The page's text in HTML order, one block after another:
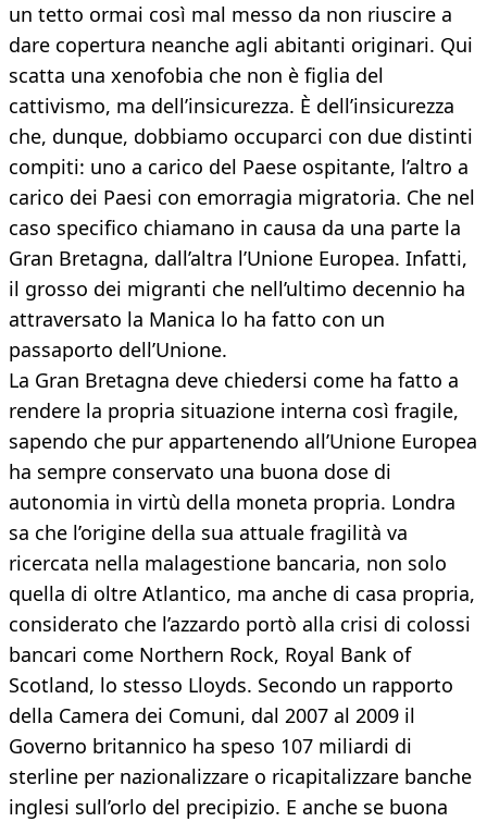
un tetto ormai così mal messo da non riuscire a
dare copertura neanche agli abitanti originari. Qui
scatta una xenofobia che non è figlia del
cattivismo, ma dell’insicurezza. È dell’insicurezza
che, dunque, dobbiamo occuparci con due distinti
compiti: uno a carico del Paese ospitante, l’altro a
carico dei Paesi con emorragia migratoria. Che nel
caso specifico chiamano in causa da una parte la
Gran Bretagna, dall’altra l’Unione Europea. Infatti,
il grosso dei migranti che nell’ultimo decennio ha
attraversato la Manica lo ha fatto con un
passaporto dell’Unione.
La Gran Bretagna deve chiedersi come ha fatto a
rendere la propria situazione interna così fragile,
sapendo che pur appartenendo all’Unione Europea
ha sempre conservato una buona dose di
autonomia in virtù della moneta propria. Londra
sa che l’origine della sua attuale fragilità va
ricercata nella malagestione bancaria, non solo
quella di oltre Atlantico, ma anche di casa propria,
considerato che l’azzardo portò alla crisi di colossi
bancari come Northern Rock, Royal Bank of
Scotland, lo stesso Lloyds. Secondo un rapporto
della Camera dei Comuni, dal 2007 al 2009 il
Governo britannico ha speso 107 miliardi di
sterline per nazionalizzare o ricapitalizzare banche
inglesi sull’orlo del precipizio. E anche se buona